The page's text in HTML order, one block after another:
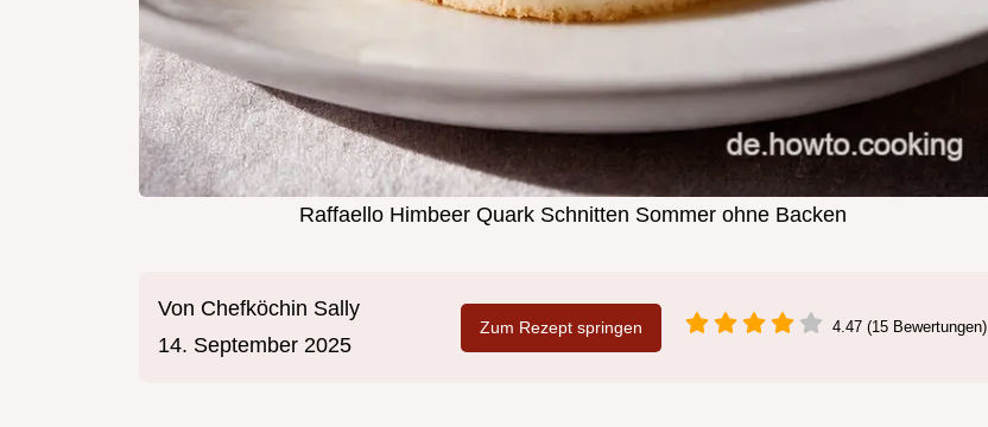
Raffaello Himbeer Quark Schnitten Sommer ohne Backen
Von Chefköchin Sally
14. September 2025
Zum Rezept springen 4.47 (15 Bewertungen)